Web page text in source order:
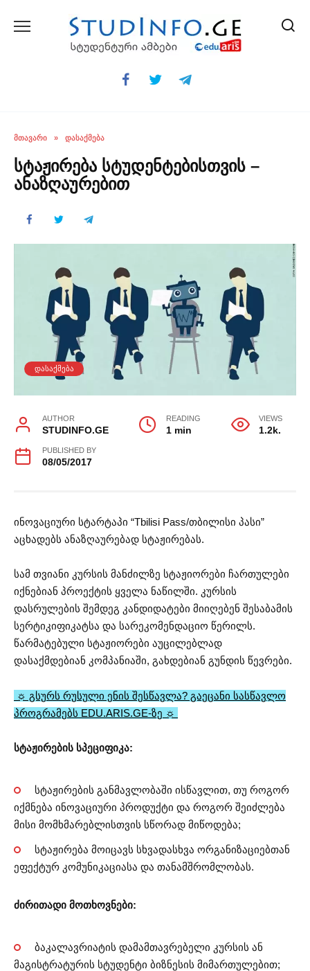
ᲛᲗᲐᲕᲐᲠᲘ » ᲓᲐᲡᲐᲥᲛᲔᲑᲐ
სტაჟირება სტუდენტებისთვის –
ანაზღაურებით
ᲓᲐᲡᲐᲥᲛᲔᲑᲐ
AUTHOR
STUDINFO.GE
READING
1 min
VIEWS
1.2k.
PUBLISHED BY
08/05/2017
ინოვაციური სტარტაპი “Tbilisi Pass/თბილისი პასი”
აცხადებს ანაზღაურებად სტაჟირებას.
სამ თვიანი კურსის მანძილზე სტაჟიორები ჩართულები
იქნებიან პროექტის ყველა ნაწილში. კურსის
დასრულების შემდეგ კანდიდატები მიიღებენ შესაბამის
სერტიკიფიკატსა და სარეკომენდაციო წერილს.
წარმატებული სტაჟიორები აუცილებლად
დასაქმდებიან კომპანიაში, გახდებიან გუნდის წევრები.
☼ გსურს რუსული ენის შესწავლა? გაეცანი სასწავლო
პროგრამებს EDU.ARIS.GE-ზე ☼
სტაჟირების სპეციფიკა:
სტაჟირების განმავლობაში ისწავლით, თუ როგორ
იქმნება ინოვაციური პროდუქტი და როგორ შეიძლება
მისი მომხმარებლისთვის სწორად მიწოდება;
სტაჟირება მოიცავს სხვადასხვა ორგანიზაციებთან
ეფექტურ კომუნიკაციასა და თანამშრომლობას.
ძირითადი მოთხოვნები:
ბაკალავრიატის დამამთავრებელი კურსის ან
მაგისტრატურის სტუდენტი ბიზნესის მიმართულებით;